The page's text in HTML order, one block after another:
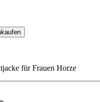
für Frauen Horze